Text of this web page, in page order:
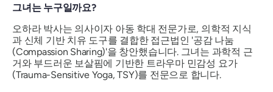
그녀는 누구일까요?
오하라 박사는 의사이자 아동 학대 전문가로, 의학적 지식
과 신체 기반 치유 도구를 결합한 접근법인 '공감 나눔
(Compassion Sharing)'을 창안했습니다. 그녀는 과학적 근
거와 부드러운 보살핌에 기반한 트라우마 민감성 요가
(Trauma-Sensitive Yoga, TSY)를 전문으로 합니다.